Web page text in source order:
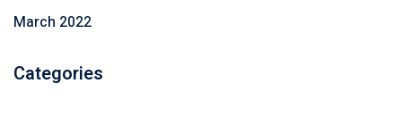
March 2022
Categories